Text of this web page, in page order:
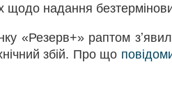
щодо надання
«Резерв+» раптом
збій. Про що